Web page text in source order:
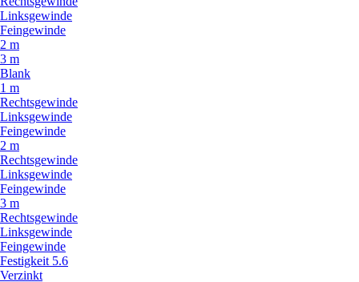
Linksgewinde
Feingewinde
2 m
3 m
Blank
1 m
Rechtsgewinde
Linksgewinde
Feingewinde
2 m
Rechtsgewinde
Linksgewinde
Feingewinde
3 m
Rechtsgewinde
Linksgewinde
Feingewinde
Festigkeit 5.6
Verzinkt